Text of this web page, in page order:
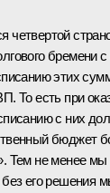
четвертой
бремени
этих
То есть при
с них
бюджет
Тем не менее мы
его решения